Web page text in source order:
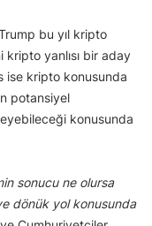
bu yıl kripto
yanlısı bir aday
ise kripto konusunda
potansiyel
konusunda
sonucu ne olursa
dönük yol konusunda